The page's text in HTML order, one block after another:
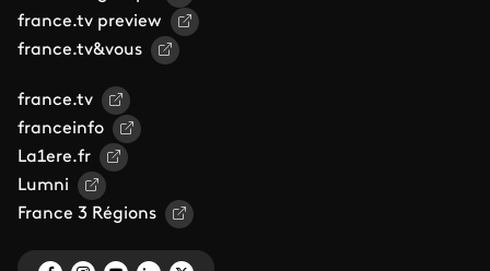
france.tv preview
france.tv&vous
france.tv
franceinfo
La1ere.fr
Lumni
France 3 Régions